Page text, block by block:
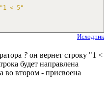
"1 < 5"
Исходник
? он вернет строку "1 <
будет направлена
во втором - присвоена